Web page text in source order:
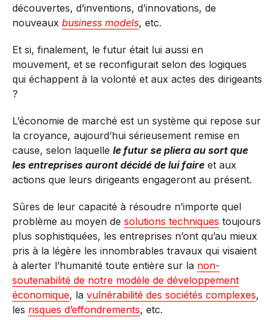
découvertes, d’inventions, d’innovations, de
nouveaux business models, etc.
Et si, finalement, le futur était lui aussi en
mouvement, et se reconfigurait selon des logiques
qui échappent à la volonté et aux actes des dirigeants
?
L’économie de marché est un système qui repose sur
la croyance, aujourd’hui sérieusement remise en
cause, selon laquelle le futur se pliera au sort que
les entreprises auront décidé de lui faire et aux
actions que leurs dirigeants engageront au présent.
Sûres de leur capacité à résoudre n’importe quel
problème au moyen de solutions techniques toujours
plus sophistiquées, les entreprises n’ont qu’au mieux
pris à la légère les innombrables travaux qui visaient
à alerter l’humanité toute entière sur la non-
soutenabilité de notre modèle de développement
économique, la vulnérabilité des sociétés complexes,
les risques d’effondrements, etc.